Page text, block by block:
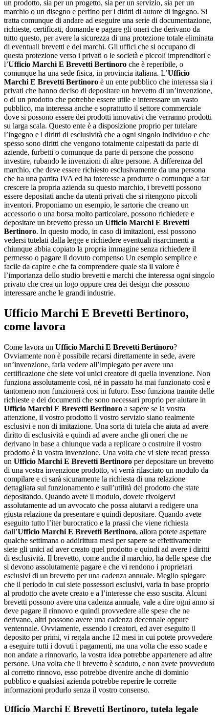
un prodotto, sia per un progetto, sia per un servizio, sia per un
marchio o un disegno e perfino per i diritti di autore di ingegno. Si
tratta comunque di andare ad eseguire una serie di documentazione,
richieste, certificati, domande e pagare gli oneri che derivano da
tutto questo, per avere la sicurezza di una protezione totale eliminata
di eventuali brevetti e dei marchi. Gli uffici che si occupano di
questa protezione verso i privati o le società e piccoli imprenditori e
l’Ufficio Marchi E Brevetti Bertinoro che è reperibile, o
comunque ha una sede fisica, in provincia italiana. L’Ufficio
Marchi E Brevetti Bertinoro è un ente pubblico che interessa sia i
privati che hanno deciso di depositare un brevetto di un’invenzione,
o di un prodotto che potrebbe essere utile e interessare un vasto
pubblico, ma interessa anche e soprattutto il settore commerciale
dove si possono essere dei prodotti innovativi che verranno prodotti
su larga scala. Questo ente è a disposizione proprio per tutelare
l’ingegno e i diritti di esclusività che a ogni singolo individuo e che
spesso sono diritti che vengono totalmente calpestati da parte di
aziende, furbetti o comunque da parte di persone che possono
investire, rubando le invenzioni di altre persone. A differenza del
marchio, che deve essere richiesto esclusivamente da una persona
che ha una partita IVA ed ha interesse a produrre o comunque a far
crescere la propria azienda su questo marchio, i brevetti possono
essere depositati anche da utenti privati che si ritengono piccoli
inventori. Proponiamo un esempio, le sartorie che creano un
accessorio o una borsa molto particolare, possono richiedere e
depositare un brevetto presso un Ufficio Marchi E Brevetti
Bertinoro. In questo modo, in caso di imitazioni, essi possono
vedersi tutelati dalla legge e richiedere eventuali risarcimenti a
chiunque abbia copiato la propria immagine senza richiedere il
permesso o pagare il dovuto compenso Un esempio semplice e
facile da capire e che fa comprendere quale sia il valore è
l’importanza dello studio brevetti e marchi che interessa ogni singolo
privato che crea un logo oppure crea dei design che possono
interessare anche le grandi industrie.
Ufficio Marchi E Brevetti Bertinoro,
come lavora
Come lavora un Ufficio Marchi E Brevetti Bertinoro?
Ovviamente non è possibile recarsi direttamente in sede, avere
un’invenzione, farla vedere all’impiegato per avere una
certificazione che siete voi unici creatore di quella invenzione. Non
funziona assolutamente così, né in passato ha mai funzionato così e
tantomeno non funzionerà cosi in futuro. Esso funziona tramite delle
richieste e dei documenti che sono necessari proprio per aiutare in
Ufficio Marchi E Brevetti Bertinoro a sapere se la vostra
attenzione, il vostro prodotto il vostro servizio siano realmente
esclusivi e non di imitazione. Una sorta di tutela che aiuta ad avere
diritto di esclusività e quindi ad avere anche gli oneri che ne
derivano in base a chiunque vada a replicare o costruire il vostro
prodotto è la vostra invenzione. Una volta che vi siete recati presso
un Ufficio Marchi E Brevetti Bertinoro per depositare un brevetto
di una vostra invenzione prodotto, vi verrà rilasciato un modulo da
compilare e ci sarà sicuramente la richiesta di una relazione
dettagliata sul funzionamento e sull’utilità del prodotto che state
depositando. Quando avete il modulo, dovete rivolgervi
assolutamente ad un avvocato che possa aiutarvi a redigere una
giusta relazione da presentare e quindi depositare. Quando avete
eseguito tutto l’iter burocratico e la prassi che viene richiesta
dall’Ufficio Marchi E Brevetti Bertinoro, allora potete aspettare
qualche settimana o addirittura mesi per sapere se effettivamente
siete gli unici ad aver creato quel prodotto e quindi ad avere i diritti
di esclusività. Il brevetto, come anche il marchio, ha delle spese che
si devono assolutamente pagare e che vi rendono i proprietari
esclusivi di un brevetto per una cadenza annuale. Meglio spiegare
che il periodo in cui siete possessori esclusivi, varia in base proprio
al prodotto che avete creato e a l’interesse che esso suscita. Alcuni
brevetti possono avere una cadenza annuale, vale a dire ogni anno si
deve pagare il rinnovo e quindi provvedere alle spese che ne
derivano, altri possono avere una cadenza decennale oppure
ventennale. Ovviamente, essendo i creatori, ed aver eseguito il
deposito per primi, vi regala anche 12 mesi in cui potete provvedere
a eseguire tutti i dovuti i pagamenti, ma una volta che esso scade e
non andate a rinnovarlo, la vostra idea potrebbe appartenere ad altre
persone. Una volta che il brevetto è scaduto, e non avete provveduto
al corretto rinnovo, esso potrebbe divenire anche di dominio
pubblico e qualsiasi azienda potrebbe reperire le corrette
informazioni produrlo senza il vostro consenso.
Ufficio Marchi E Brevetti Bertinoro, tutela legale